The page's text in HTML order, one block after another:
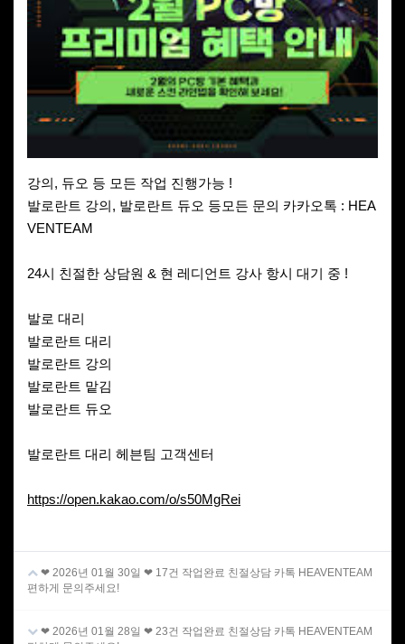
강의, 듀오 등 모든 작업 진행가능 !
발로란트 강의, 발로란트 듀오 등모든 문의 카카오톡 : HEA
VENTEAM
24시 친절한 상담원 & 현 레디언트 강사 항시 대기 중 !
발로 대리
발로란트 대리
발로란트 강의
발로란트 맡김
발로란트 듀오
발로란트 대리 헤븐팀 고객센터
https://open.kakao.com/o/s50MgRei
❤ 2026년 01월 30일 ❤ 17건 작업완료 친절상담 카톡 HEAVENTEAM
편하게 문의주세요!
❤ 2026년 01월 28일 ❤ 23건 작업완료 친절상담 카톡 HEAVENTEAM